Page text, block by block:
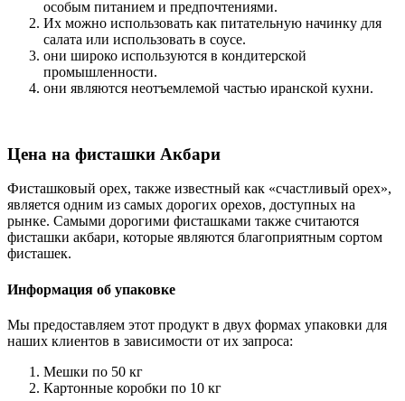
особым питанием и предпочтениями.
Их можно использовать как питательную начинку для
салата или использовать в соусе.
они широко используются в кондитерской
промышленности.
они являются неотъемлемой частью иранской кухни.
Цена на фисташки Акбари
Фисташковый орех, также известный как «счастливый орех»,
является одним из самых дорогих орехов, доступных на
рынке. Самыми дорогими фисташками также считаются
фисташки акбари, которые являются благоприятным сортом
фисташек.
Информация об упаковке
Мы предоставляем этот продукт в двух формах упаковки для
наших клиентов в зависимости от их запроса:
Мешки по 50 кг
Картонные коробки по 10 кг